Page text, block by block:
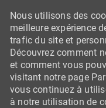
Nous utilisons des
meilleure expérience
trafic du site et
Découvrez comment
et comment vous
visitant notre page
vous continuez à
à notre utilisation de